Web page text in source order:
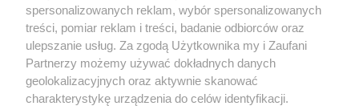
X Facebook Instagram Youtube
spersonalizowanych reklam, wybór spersonalizowanych
treści, pomiar reklam i treści, badanie odbiorców oraz
ulepszanie usług. Za zgodą Użytkownika my i Zaufani
Partnerzy możemy używać dokładnych danych
geolokalizacyjnych oraz aktywnie skanować
charakterystykę urządzenia do celów identyfikacji.